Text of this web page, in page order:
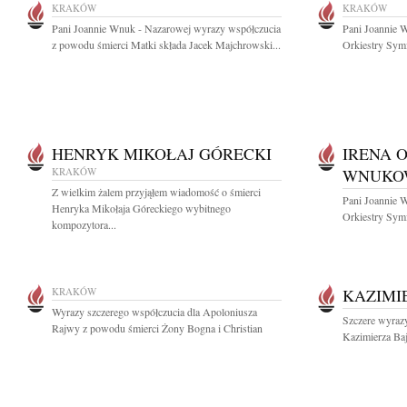
KRAKÓW
Pani Joannie Wnuk - Nazarowej wyrazy współczucia
z powodu śmierci Matki składa Jacek Majchrowski...
KRAKÓW
Pani Joannie
Orkiestry
HENRYK MIKOŁAJ GÓRECKI
KRAKÓW
Z wielkim żalem przyjąłem wiadomość o śmierci
Henryka Mikołaja Góreckiego wybitnego
kompozytora...
IRENA
Pani Joannie
Orkiestry
KRAKÓW
Wyrazy szczerego współczucia dla Apoloniusza
Rajwy z powodu śmierci Żony Bogna i Christian
Szczere
Kazimierza